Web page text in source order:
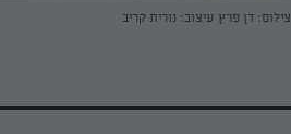
צילום: דן פרץ עיצוב: נורית קריב